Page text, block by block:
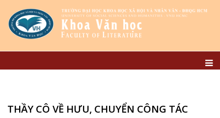
THẦY CÔ VỀ HƯU, CHUYỂN CÔNG TÁC